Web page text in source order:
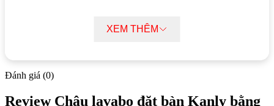
tạo cảm giác thư giãn, hoài niệm khi sử dụng.
đồng tâm tinh xảo, mỗi sản phẩm mang giá trị độc đáo riêng
XEM THÊM
Đánh giá (0)
Review Chậu lavabo đặt bàn Kanly bằng